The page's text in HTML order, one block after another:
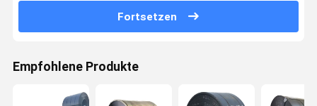
Fortsetzen
Empfohlene Produkte